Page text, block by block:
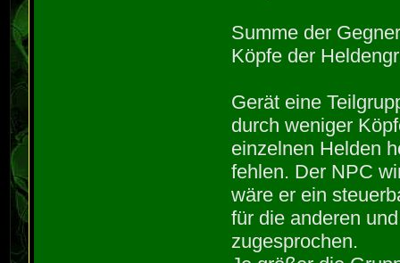
Summe der
Köpfe der
Gerät eine
durch weniger
einzelnen Helden
fehlen. Der NPC
wäre er ein
für die anderen
zugesprochen.